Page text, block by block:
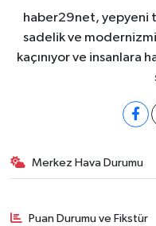
haber29net, yepyeni
sadelik ve
kaçınıyor ve insanlara
Merkez Hava Durumu
Puan Durumu ve Fikstür